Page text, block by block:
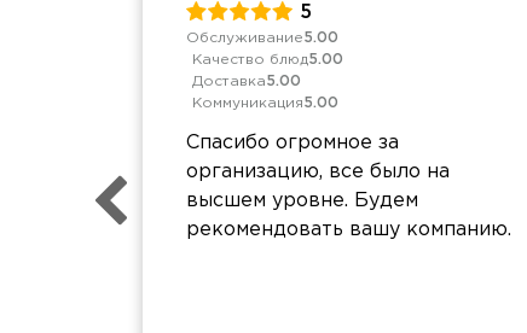
5
Обслуживание5.00
Качество блюд5.00
Доставка5.00
Коммуникация5.00
Спасибо огромное за
организацию, все было на
высшем уровне. Будем
рекомендовать вашу компанию.